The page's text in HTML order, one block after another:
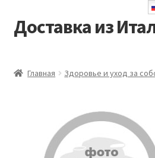
Перейти
к
Перейти
к
Доставка из
Корзина
Главная Здоровье и уход за